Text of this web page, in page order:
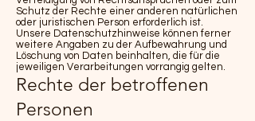
Schutz der Rechte einer anderen natürlichen
oder juristischen Person erforderlich ist.
Unsere Datenschutzhinweise können ferner
weitere Angaben zu der Aufbewahrung und
Löschung von Daten beinhalten, die für die
jeweiligen Verarbeitungen vorrangig gelten.
Rechte der betroffenen
Personen